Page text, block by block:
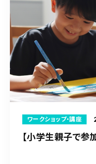
ワークショップ・講座
【小学生親子で参